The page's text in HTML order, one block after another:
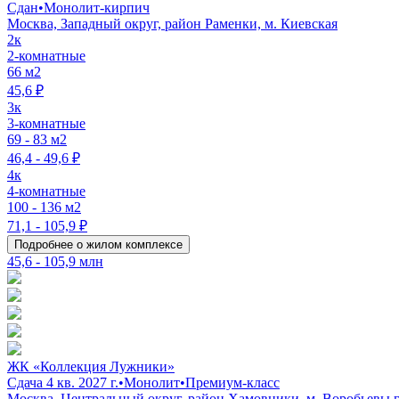
Сдан•Монолит-кирпич
Москва, Западный округ, район Раменки, м. Киевская
2к
2-комнатные
66 м2
45,6 ₽
3к
3-комнатные
69 - 83 м2
46,4 - 49,6 ₽
4к
4-комнатные
100 - 136 м2
71,1 - 105,9 ₽
Подробнее о жилом комплексе
45,6 - 105,9 млн
ЖК «Коллекция Лужники»
Сдача 4 кв. 2027 г.•Монолит•Премиум-класс